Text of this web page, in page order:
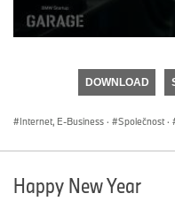
DOWNLOAD
Internet, E-Business · Společnost ·
Happy New Year